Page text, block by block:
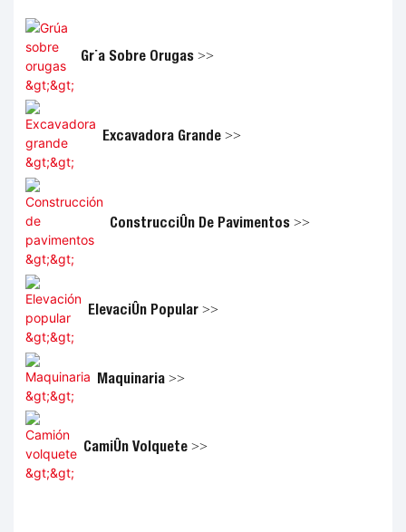
Grúa Sobre Orugas >>
Excavadora Grande >>
Construcción De Pavimentos >>
Elevación Popular >>
Maquinaria >>
Camión Volquete >>